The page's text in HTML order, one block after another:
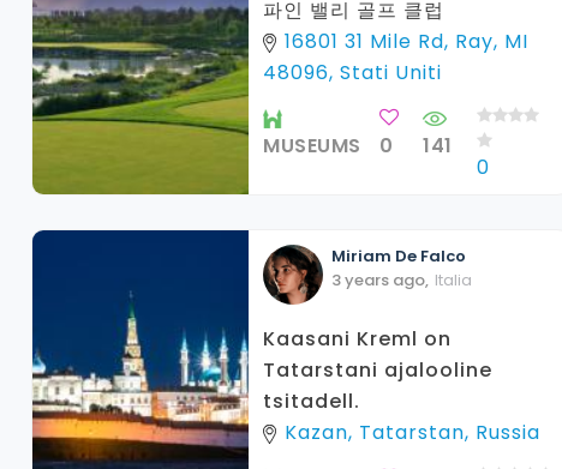
파인 밸리 골프 클럽
16801 31 Mile Rd, Ray, MI
48096, Stati Uniti
MUSEUMS 0 141
0
Miriam De Falco
3 years ago, Italia
Kaasani Kreml on
Tatarstani ajalooline
tsitadell.
Kazan, Tatarstan, Russia